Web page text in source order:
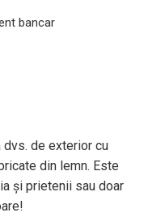
bancar
de exterior cu
din lemn. Este
și prietenii sau doar